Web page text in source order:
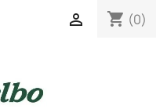
shopping_cart (0)
